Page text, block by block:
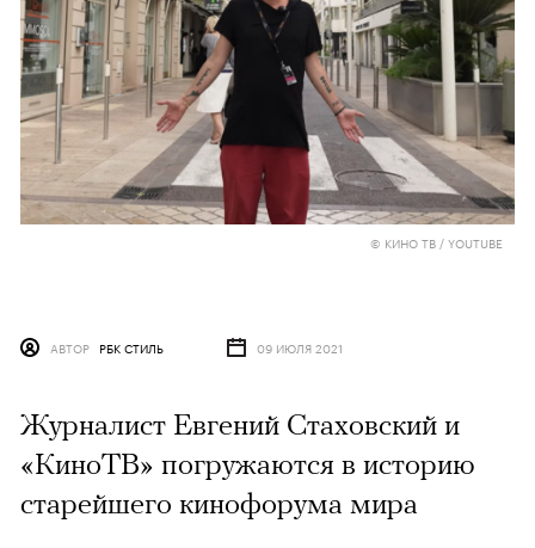
© КИНО ТВ / YOUTUBE
АВТОР РБК СТИЛЬ 09 ИЮЛЯ 2021
Журналист Евгений Стаховский и
«КиноТВ» погружаются в историю
старейшего кинофорума мира